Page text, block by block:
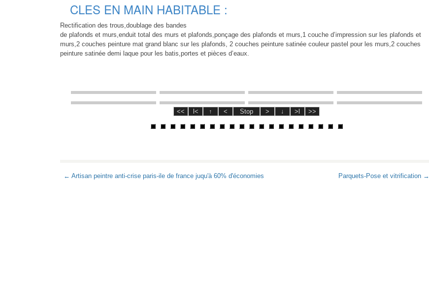
CLES EN MAIN HABITABLE :
Rectification des trous,doublage des bandes
de plafonds et murs,enduit total des murs et plafonds,ponçage des plafonds et murs,1 couche d’impression sur les plafonds et
murs,2 couches peinture mat grand blanc sur les plafonds, 2 couches peinture satinée couleur pastel pour les murs,2 couches
peinture satinée demi laque pour les batis,portes et pièces d’eaux.
← Artisan peintre anti-crise paris-ile de france juqu'à 60% d'économies Parquets-Pose et vitrification →